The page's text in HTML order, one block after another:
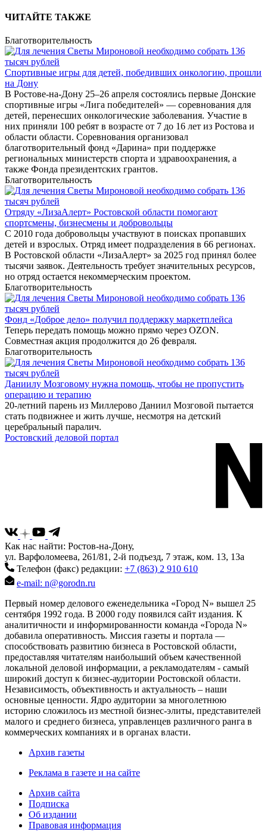
ЧИТАЙТЕ ТАКЖЕ
Благотворительность
Спортивные игры для детей, победивших онкологию, прошли
на Дону
В Ростове-на-Дону 25–26 апреля состоялись первые Донские
спортивные игры «Лига победителей» — соревнования для
детей, перенесших онкологические заболевания. Участие в
них приняли 100 ребят в возрасте от 7 до 16 лет из Ростова и
области области. Соревнования организовал
благотворительный фонд «Дарина» при поддержке
региональных министерств спорта и здравоохранения, а
также Фонда президентских грантов.
Благотворительность
Отряду «ЛизаАлерт» Ростовской области помогают
спортсмены, бизнесмены и добровольцы
С 2010 года добровольцы участвуют в поисках пропавших
детей и взрослых. Отряд имеет подразделения в 66 регионах.
В Ростовской области «ЛизаАлерт» за 2025 год принял более
тысячи заявок. Деятельность требует значительных ресурсов,
но отряд остается некоммерческим проектом.
Благотворительность
Фонд «Доброе дело» получил поддержку маркетплейса
Теперь передать помощь можно прямо через OZON.
Совместная акция продолжится до 26 февраля.
Благотворительность
Даниилу Мозговому нужна помощь, чтобы не пропустить
операцию и терапию
20-летний парень из Миллерово Даниил Мозговой пытается
стать подвижнее и жить лучше, несмотря на детский
церебральный паралич.
Ростовский деловой портал
Как нас найти: Ростов-на-Дону,
ул. Варфоломеева, 261/81, 2-й подъезд, 7 этаж, ком. 13, 13а
Телефон (факс) редакции: +7 (863) 2 910 610
e-mail: n@gorodn.ru
Первый номер делового еженедельника «Город N» вышел 25
сентября 1992 года. В 2000 году появился сайт издания. К
аналитичности и информированности команда «Города N»
добавила оперативность. Миссия газеты и портала —
способствовать развитию бизнеса в Ростовской области,
предоставляя читателям наибольший объем качественной
локальной деловой информации, а рекламодателям - самый
широкий доступ к бизнес-аудитории Ростовской области.
Независимость, объективность и актуальность – наши
основные ценности. Ядро аудитории за многолетнюю
историю сложилось из местной бизнес-элиты, представителей
малого и среднего бизнеса, управленцев различного ранга в
коммерческих компаниях и в органах власти.
Архив газеты
Реклама в газете и на сайте
Архив сайта
Подписка
Об издании
Правовая информация